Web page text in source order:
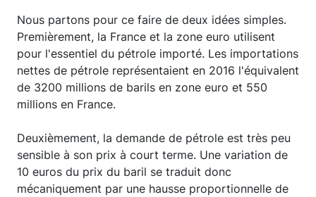
Nous partons pour ce faire de deux idées simples.
Premièrement, la France et la zone euro utilisent
pour l'essentiel du pétrole importé. Les importations
nettes de pétrole représentaient en 2016 l'équivalent
de 3200 millions de barils en zone euro et 550
millions en France.
Deuxièmement, la demande de pétrole est très peu
sensible à son prix à court terme. Une variation de
10 euros du prix du baril se traduit donc
mécaniquement par une hausse proportionnelle de